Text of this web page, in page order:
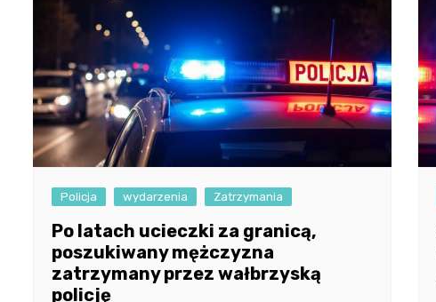
Policja wydarzenia Zatrzymania
Po latach ucieczki za granicą,
poszukiwany mężczyzna
zatrzymany przez wałbrzyską
policję